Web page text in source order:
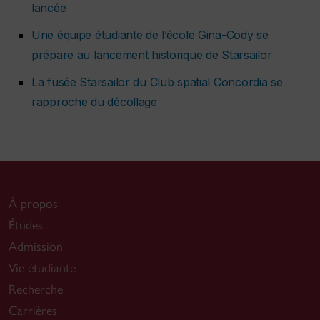
lancée
Une équipe étudiante de l’école Gina-Cody se
prépare au lancement historique de Starsailor
La fusée Starsailor du Club spatial Concordia se
rapproche du décollage
À propos
Études
Admission
Vie étudiante
Recherche
Carrières